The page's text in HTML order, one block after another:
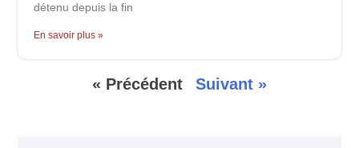
détenu depuis la fin
En savoir plus »
« Précédent Suivant »